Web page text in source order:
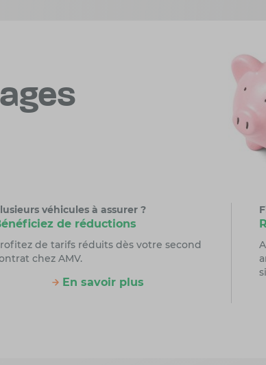
véhicules à assurer ?
de réductions
de tarifs réduits dès votre second
chez AMV.
En savoir plus